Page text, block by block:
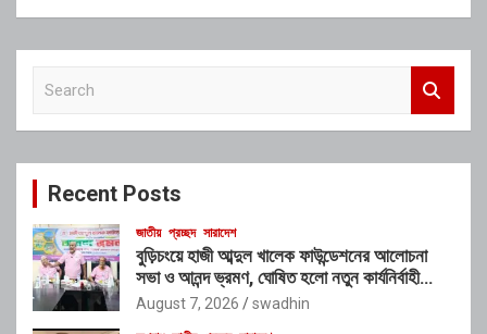
c
Recent Posts
জাতীয় প্রচ্ছদ সারাদেশ
বুড়িচংয়ে হাজী আব্দুল খালেক ফাউন্ডেশনের আলোচনা
সভা ও আনন্দ ভ্রমণ, ঘোষিত হলো নতুন কার্যনির্বাহী
কমিটি
August 7, 2026 swadhin